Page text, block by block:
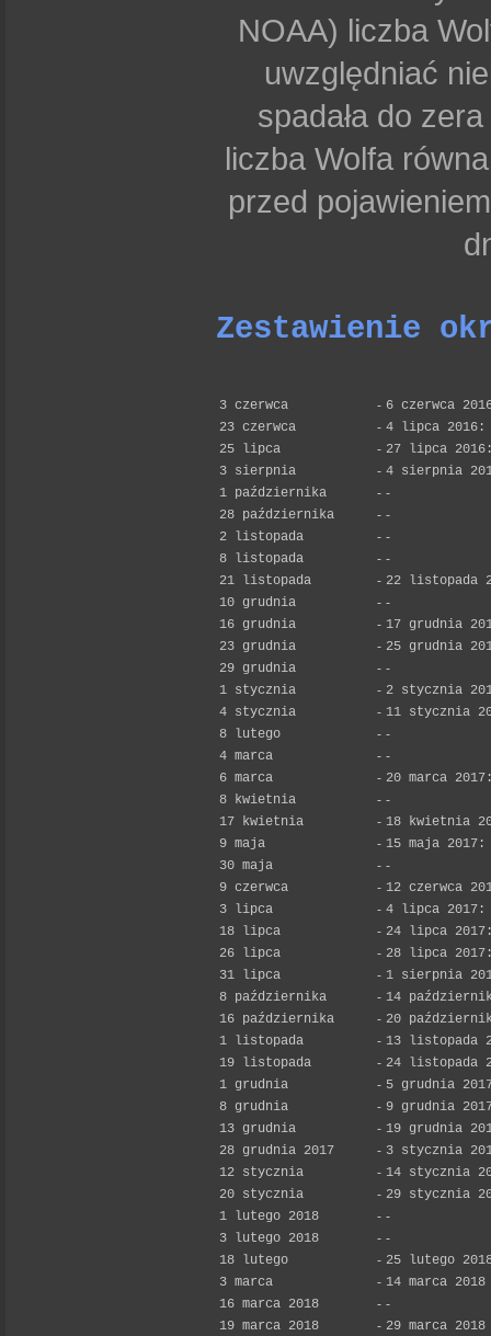
NOAA) liczba
uwzględniać
spadała do
liczba Wolfa
przed
Zestawienie
3 czerwca - 6 czerwca
23 czerwca
- 4 lipca 2016:
25 lipca
- 27 lipca
3 sierpnia
- 4 sierpnia
1 października
- -
28 października
- -
2 listopada
- -
8 listopada
- -
21 listopada
- 22 listopada
10 grudnia
- -
16 grudnia
- 17 grudnia
23 grudnia
- 25 grudnia
29 grudnia
- -
1 stycznia
- 2 stycznia
4 stycznia
- 11 stycznia
8 lutego
- -
4 marca
- -
6 marca
- 20 marca
8 kwietnia
- -
17 kwietnia
- 18 kwietnia
9 maja
- 15 maja 2017:
30 maja
- -
9 czerwca
- 12 czerwca
3 lipca
- 4 lipca 2017:
18 lipca
- 24 lipca
26 lipca
- 28 lipca
31 lipca
- 1 sierpnia
8 października
- 14
16 października
- 20
1 listopada
- 13 listopada
19 listopada
- 24 listopada
1 grudnia
- 5 grudnia
8 grudnia
- 9 grudnia
13 grudnia
- 19 grudnia
28 grudnia 2017
- 3 stycznia
12 stycznia
- 14 stycznia
20 stycznia
- 29 stycznia
1 lutego 2018
- -
3 lutego 2018
- -
18 lutego
- 25 lutego
3 marca
- 14 marca 2018
16 marca 2018
- -
19 marca 2018
- 29 marca 2018